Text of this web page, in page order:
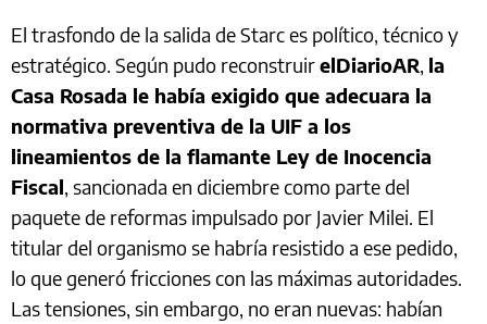
El trasfondo de la salida de Starc es político, técnico y
estratégico. Según pudo reconstruirelDiarioAR la
Casa Rosada le había exigido que adecuara la
normativa preventiva de la UIF a los
lineamientos de la flamante Ley de Inocencia
Fiscal , sancionada en diciembre como parte del
paquete de reformas impulsado por Javier Milei. El
titular del organismo se habría resistido a ese pedido,
lo que generó fricciones con las máximas autoridades.
Las tensiones, sin embargo, no eran nuevas: habían